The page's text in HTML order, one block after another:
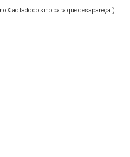
X ao lado do sino para que desapareça.)